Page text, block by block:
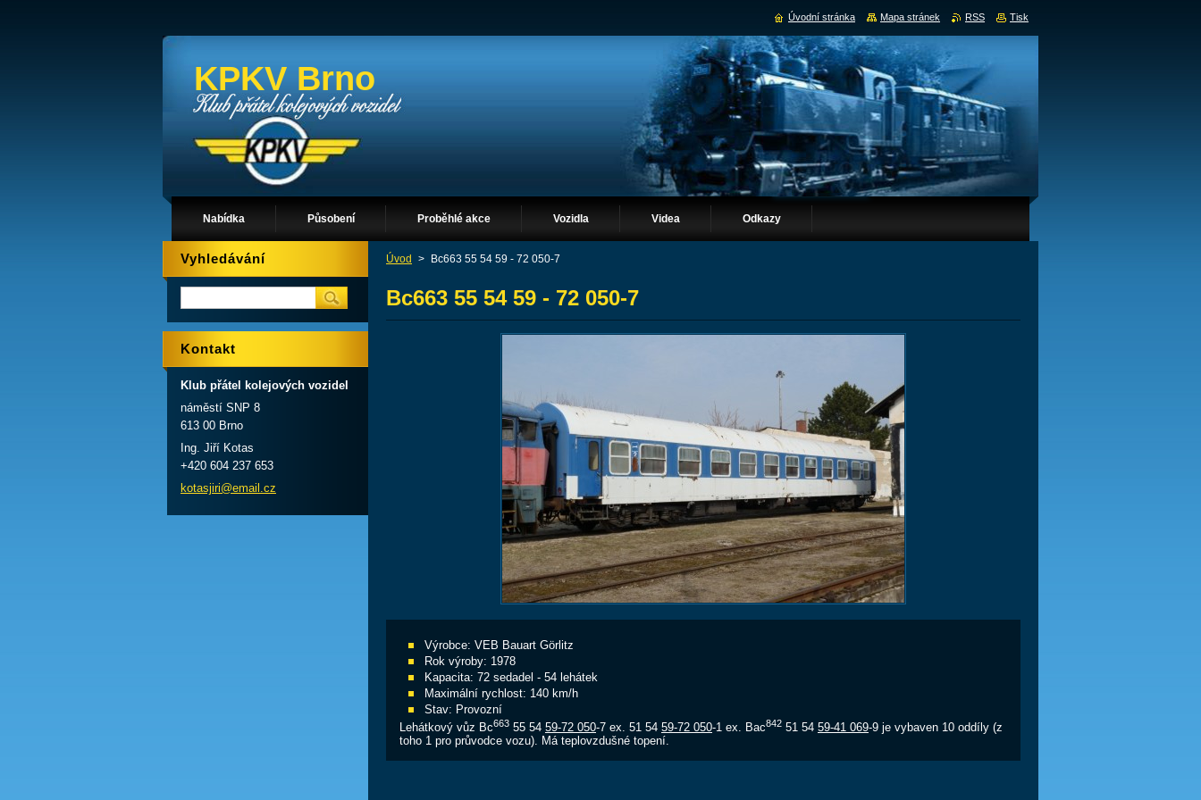
KPKV Brno
Nabídka Působení Proběhlé akce Vozidla Videa Odkazy
Úvod > Bc663 55 54 59 - 72 050-7
Bc663 55 54 59 - 72 050-7
Výrobce: VEB Bauart Görlitz
Rok výroby: 1978
Kapacita: 72 sedadel - 54 lehátek
Maximální rychlost: 140 km/h
Stav: Provozní
Lehátkový vůz Bc663 55 54 59-72 050-7 ex. 51 54 59-72 050-1 ex. Bac842 51 54 59-41 069-9 je vybaven 10 oddíly (z
toho 1 pro průvodce vozu). Má teplovzdušné topení.
Vyhledávání
Kontakt
Klub přátel kolejových vozidel
náměstí SNP 8
613 00 Brno
Ing. Jiří Kotas
+420 604 237 653
kotasjiri@email.cz
Úvodní stránka Mapa stránek RSS Tisk